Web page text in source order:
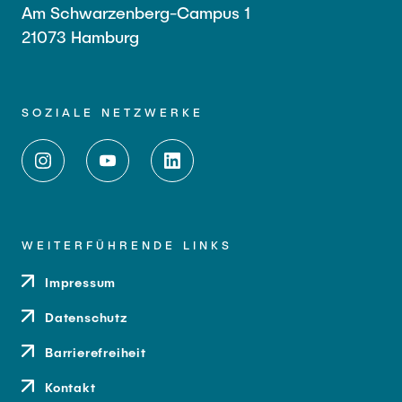
Am Schwarzenberg-Campus 1
21073 Hamburg
SOZIALE NETZWERKE
WEITERFÜHRENDE LINKS
Impressum
Datenschutz
Barrierefreiheit
Kontakt